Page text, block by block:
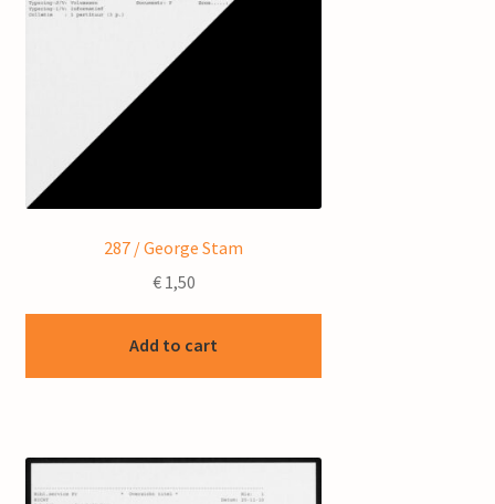
287 / George Stam
€1,50
Add to cart